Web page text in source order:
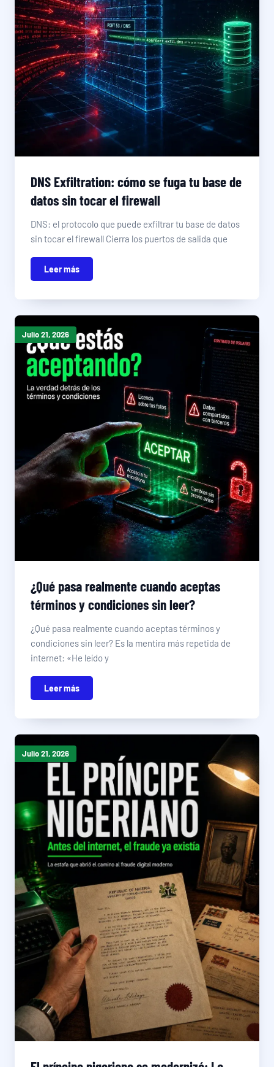
DNS Exfiltration: cómo se fuga tu base de
datos sin tocar el firewall
DNS: el protocolo que puede exfiltrar tu base de datos
sin tocar el firewall Cierra los puertos de salida que
Leer más
Julio 21, 2026
¿Qué pasa realmente cuando aceptas
términos y condiciones sin leer?
¿Qué pasa realmente cuando aceptas términos y
condiciones sin leer? Es la mentira más repetida de
internet: «He leído y
Leer más
Julio 21, 2026